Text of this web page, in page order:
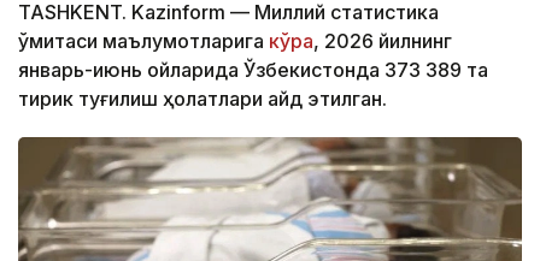
TASHKENT. Kazinform — Миллий статистика
қўмитаси маълумотларига кўра, 2026 йилнинг
январь-июнь ойларида Ўзбекистонда 373 389 та
тирик туғилиш ҳолатлари қайд этилган.